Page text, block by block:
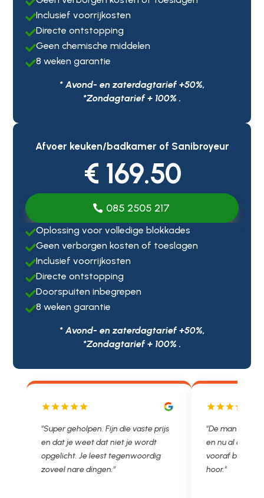
Inclusief voorrijkosten
Directe ontstopping
Geen chemische middelen
8 weken garantie
* Avond- en zaterdagtarief +50%,
*Zondagtarief + 100% .
Afvoer keuken/badkamer of Sanibroyeur
€ 169.50
085 2505 217
Oplossing voor volledige blokkades
Geen verborgen kosten of toeslagen
Inclusief voorrijkosten
Directe ontstopping
Doorspuiten inbegrepen
8 weken garantie
* Avond- en zaterdagtarief +50%,
*Zondagtarief + 100% .
"De man rijden net weg. 11.00 gebeld
en nu al opgelost voor een vast en
vooraf besproken tarief. Lekker
hoor."
"Wat een fijn
met een
je niet zo goed
Ontstoppen.nl